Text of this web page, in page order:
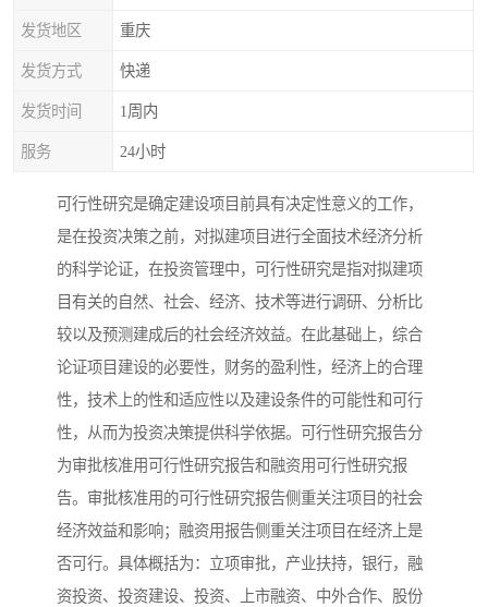
发货地区 重庆
发货方式 快递
发货时间 1周内
服务 24小时
可行性研究是确定建设项目前具有决定性意义的工作，
是在投资决策之前，对拟建项目进行全面技术经济分析
的科学论证，在投资管理中，可行性研究是指对拟建项
目有关的自然、社会、经济、技术等进行调研、分析比
较以及预测建成后的社会经济效益。在此基础上，综合
论证项目建设的必要性，财务的盈利性，经济上的合理
性，技术上的性和适应性以及建设条件的可能性和可行
性，从而为投资决策提供科学依据。可行性研究报告分
为审批核准用可行性研究报告和融资用可行性研究报
告。审批核准用的可行性研究报告侧重关注项目的社会
经济效益和影响；融资用报告侧重关注项目在经济上是
否可行。具体概括为：立项审批，产业扶持，银行，融
资投资、投资建设、投资、上市融资、中外合作、股份